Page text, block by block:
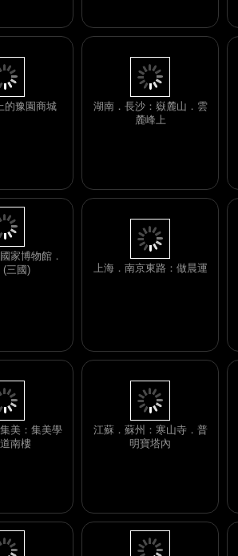
湖南．長沙：嶽麓山．雲
美：集美學
江蘇．蘇州：寒山寺．普